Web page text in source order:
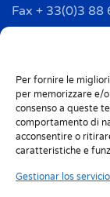
Per fornire le
per memorizzare e/
consenso a queste
comportamento di
acconsentire o
caratteristiche e
Gestionar los
Fax + 33(0)3 88
Mondex
Address: Ctra
E-17160
Tel. + 34 9 72 42